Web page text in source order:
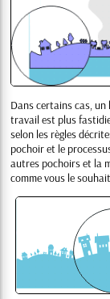
Dans certains cas,
travail est plus
selon les règles
pochoir et le
autres pochoirs et la
comme vous le